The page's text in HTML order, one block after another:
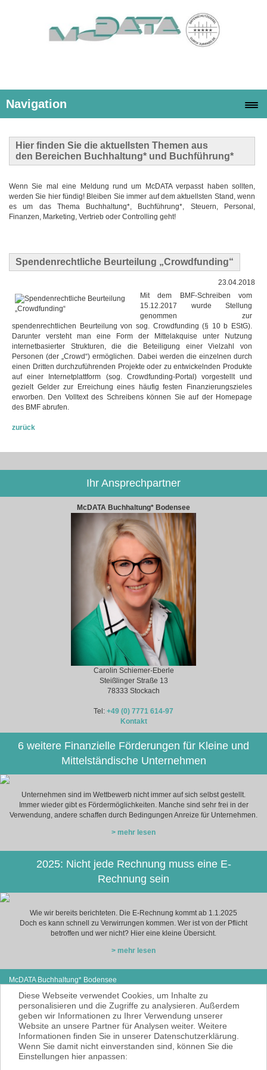
Navigation
Hier finden Sie die aktuellsten Themen aus
den Bereichen Buchhaltung* und Buchführung*
Wenn Sie mal eine Meldung rund um McDATA verpasst haben sollten,
werden Sie hier fündig! Bleiben Sie immer auf dem aktuellsten Stand, wenn
es um das Thema Buchhaltung*, Buchführung*, Steuern, Personal,
Finanzen, Marketing, Vertrieb oder Controlling geht!
Spendenrechtliche Beurteilung „Crowdfunding“
23.04.2018
Mit dem BMF-Schreiben vom
15.12.2017 wurde Stellung
genommen zur
spendenrechtlichen Beurteilung von sog. Crowdfunding (§ 10 b EStG).
Darunter versteht man eine Form der Mittelakquise unter Nutzung
internetbasierter Strukturen, die die Beteiligung einer Vielzahl von
Personen (der „Crowd“) ermöglichen. Dabei werden die einzelnen durch
einen Dritten durchzuführenden Projekte oder zu entwickelnden Produkte
auf einer Internetplattform (sog. Crowdfunding-Portal) vorgestellt und
gezielt Gelder zur Erreichung eines häufig festen Finanzierungszieles
erworben. Den Volltext des Schreibens können Sie auf der Homepage
des BMF abrufen.
zurück
Ihr Ansprechpartner
McDATA Buchhaltung* Bodensee
Carolin Schiemer-Eberle
Steißlinger Straße 13
78333 Stockach
Tel: +49 (0) 7771 614-97
Kontakt
6 weitere Finanzielle Förderungen für Kleine und
Mittelständische Unternehmen
Unternehmen sind im Wettbewerb nicht immer auf sich selbst gestellt.
Immer wieder gibt es Fördermöglichkeiten. Manche sind sehr frei in der
Verwendung, andere schaffen durch Bedingungen Anreize für Unternehmen.
> mehr lesen
2025: Nicht jede Rechnung muss eine E-
Rechnung sein
Wie wir bereits berichteten. Die E-Rechnung kommt ab 1.1.2025
Doch es kann schnell zu Verwirrungen kommen. Wer ist von der Pflicht
betroffen und wer nicht? Hier eine kleine Übersicht.
> mehr lesen
McDATA Buchhaltung* Bodensee
78333 Stockach
E-Mail:cse@mcdata.de
McDATA ist eine sehr gute Alternative zu
Ihrem Steuerberater zur Erbringung der
laufenden Finanz- und Lohnbuchhaltung*.
* = Erbracht werden nur Dienstleistungen
gemäß § 6 Nr. 3+4 Steuerberatungsgesetz
Diese Webseite verwendet Cookies, um Inhalte zu
personalisieren und die Zugriffe zu analysieren. Außerdem
geben wir Informationen zu Ihrer Verwendung unserer
Website an unsere Partner für Analysen weiter. Weitere
Informationen finden Sie in unserer Datenschutzerklärung.
Wenn Sie damit nicht einverstanden sind, können Sie die
Einstellungen hier anpassen: